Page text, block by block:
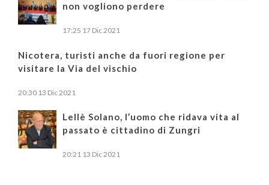
non vogliono perdere
17:25 17 Dic 2021
Nicotera, turisti anche da fuori regione per
visitare la Via del vischio
20:30 13 Dic 2021
Lellè Solano, l’uomo che ridava vita al
passato è cittadino di Zungri
20:21 13 Dic 2021